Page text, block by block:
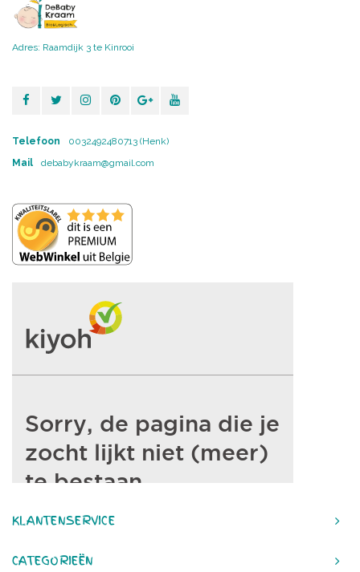
Adres: Raamdijk 3 te Kinrooi
Telefoon
0032492480713 (Henk)
Mail
debabykraam@gmail.com
KLANTENSERVICE
CATEGORIEËN